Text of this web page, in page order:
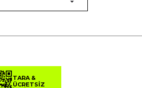
TARA &
ÜCRETSİZ